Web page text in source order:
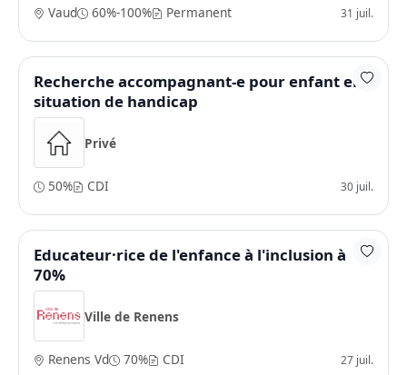
Vaud 60%-100% Permanent 31 juil.
Recherche accompagnant-e pour enfant en
situation de handicap
Privé
50% CDI 30 juil.
Educateur·rice de l'enfance à l'inclusion à
70%
Ville de Renens
Renens Vd 70% CDI 27 juil.